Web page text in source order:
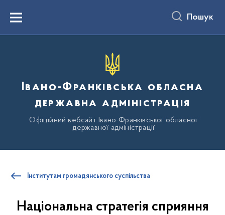
вмістуMenu Пошук
Івано-Франківська обласна
державна адміністрація
Офіційний вебсайт Івано-Франківської обласної
державної адміністрації
Інститутам громадянського суспільства
Національна стратегія сприяння